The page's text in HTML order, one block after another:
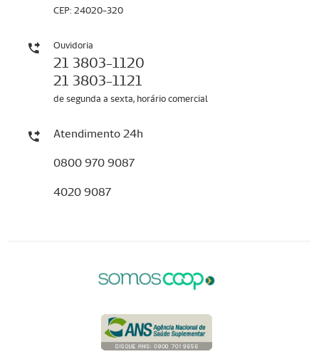
CEP: 24020-320
Ouvidoria
21 3803-1120
21 3803-1121
de segunda a sexta, horário comercial
Atendimento 24h
0800 970 9087
4020 9087